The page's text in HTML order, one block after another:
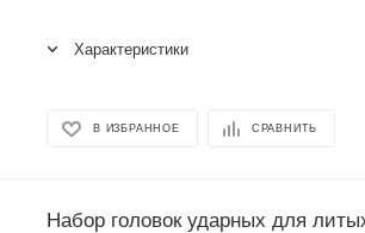
Характеристики
В ИЗБРАННОЕ СРАВНИТЬ
Набор головок ударных для